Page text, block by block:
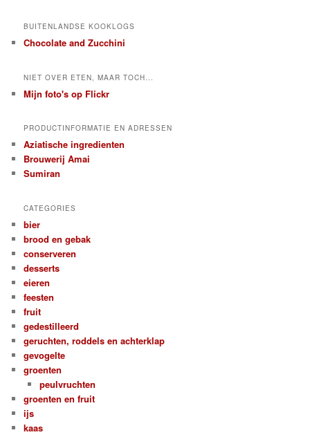
BUITENLANDSE KOOKLOGS
Chocolate and Zucchini
NIET OVER ETEN, MAAR TOCH...
Mijn foto's op Flickr
PRODUCTINFORMATIE EN ADRESSEN
Aziatische ingredienten
Brouwerij Amai
Sumiran
CATEGORIES
bier
brood en gebak
conserveren
desserts
eieren
feesten
fruit
gedestilleerd
geruchten, roddels en achterklap
gevogelte
groenten
peulvruchten
groenten en fruit
ijs
kaas